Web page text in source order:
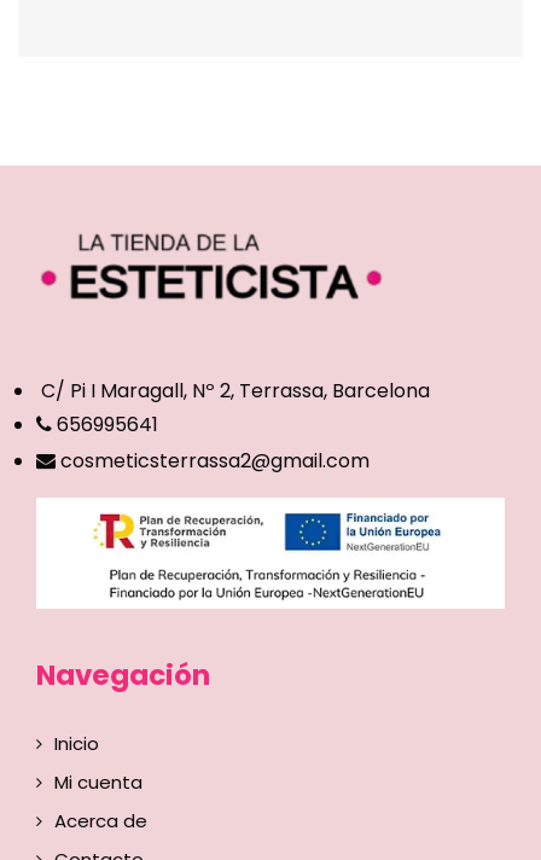
C/ Pi I Maragall, Nº 2, Terrassa, Barcelona
656995641
cosmeticsterrassa2@gmail.com
Navegación
Inicio
Mi cuenta
Acerca de